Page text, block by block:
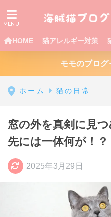
HOME 猫アレルギー対策
モモのブロ
ホーム 猫の日常
窓の外を真剣に見
先には一体何が！？
2025年3月29日